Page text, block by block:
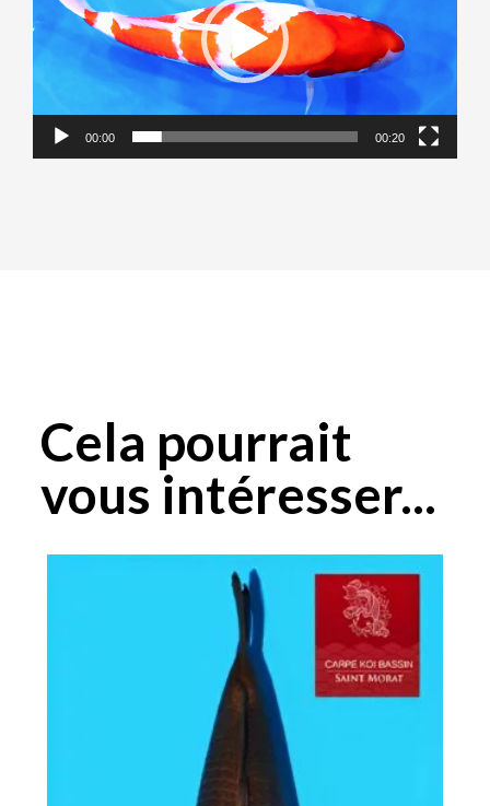
00:00 00:20
Cela pourrait
vous intéresser...